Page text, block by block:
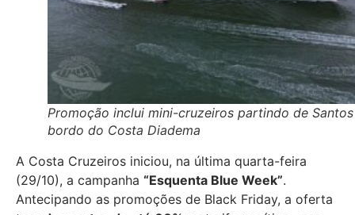
Promoção inclui mini-cruzeiros partindo de
bordo do Costa Diadema
A Costa Cruzeiros iniciou, na última quarta-feira
(29/10), a campanha “Esquenta Blue Week”.
Antecipando as promoções de Black Friday, a oferta